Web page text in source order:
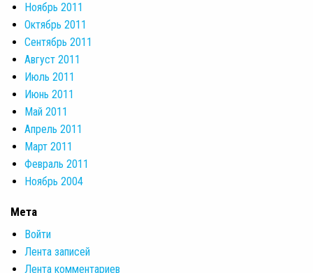
Ноябрь 2011
Октябрь 2011
Сентябрь 2011
Август 2011
Июль 2011
Июнь 2011
Май 2011
Апрель 2011
Март 2011
Февраль 2011
Ноябрь 2004
Мета
Войти
Лента записей
Лента комментариев